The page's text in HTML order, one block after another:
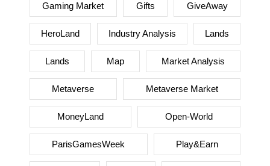
Gaming Market Gifts GiveAway
HeroLand Industry Analysis Lands
Lands Map Market Analysis
Metaverse Metaverse Market
MoneyLand Open-World
ParisGamesWeek Play&Earn